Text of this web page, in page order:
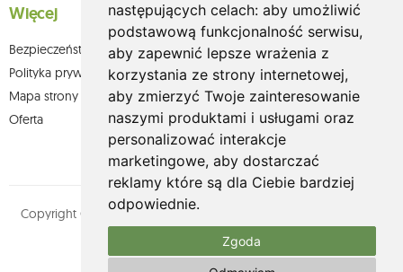
następujących celach: aby umożliwić
podstawową funkcjonalność serwisu,
aby zapewnić lepsze wrażenia z
korzystania ze strony internetowej,
aby zmierzyć Twoje zainteresowanie
naszymi produktami i usługami oraz
personalizować interakcje
marketingowe, aby dostarczać
reklamy które są dla Ciebie bardziej
odpowiednie.
Zgoda
Więcej
Bezpieczeństwo płatności
Polityka prywatności
Mapa strony
Oferta
Copyright © olium.pl. Wszystkie prawa zastrzeżone. Designed by
MOUTON interactive
Zobacz nasz profil na: